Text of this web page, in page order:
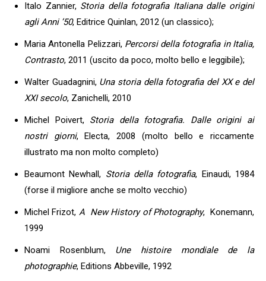
Italo Zannier, Storia della fotografia Italiana dalle origini
agli Anni ’50, Editrice Quinlan, 2012 (un classico);
Maria Antonella Pelizzari, Percorsi della fotografia in Italia,
Contrasto, 2011 (uscito da poco, molto bello e leggibile);
Walter Guadagnini, Una storia della fotografia del XX e del
XXI secolo, Zanichelli, 2010
Michel Poivert, Storia della fotografia. Dalle origini ai
nostri giorni, Electa, 2008 (molto bello e riccamente
illustrato ma non molto completo)
Beaumont Newhall, Storia della fotografia, Einaudi, 1984
(forse il migliore anche se molto vecchio)
Michel Frizot, A New History of Photography, Konemann,
1999
Noami Rosenblum, Une histoire mondiale de la
photographie, Editions Abbeville, 1992